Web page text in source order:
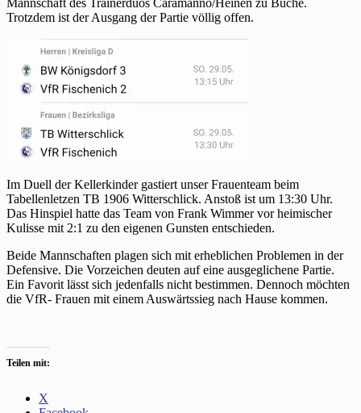
Trotzdem ist der Ausgang der Partie völlig offen.
Im Duell der Kellerkinder gastiert unser Frauenteam beim
Tabellenletzen TB 1906 Witterschlick. Anstoß ist um 13:30 Uhr.
Das Hinspiel hatte das Team von Frank Wimmer vor heimischer
Kulisse mit 2:1 zu den eigenen Gunsten entschieden.
Beide Mannschaften plagen sich mit erheblichen Problemen in der
Defensive. Die Vorzeichen deuten auf eine ausgeglichene Partie.
Ein Favorit lässt sich jedenfalls nicht bestimmen. Dennoch möchten
die VfR- Frauen mit einem Auswärtssieg nach Hause kommen.
Teilen mit:
X